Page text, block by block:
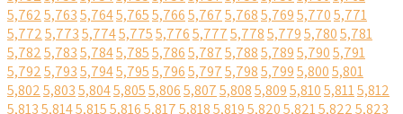
5,7625,7635,7645,7655,7665,7675,7685,7695,7705,771
5,7725,7735,7745,7755,7765,7775,7785,7795,7805,781
5,7825,7835,7845,7855,7865,7875,7885,7895,7905,791
5,7925,7935,7945,7955,7965,7975,7985,7995,8005,801
5,8025,8035,8045,8055,8065,8075,8085,8095,8105,8115,812
5,8135,8145,8155,8165,8175,8185,8195,8205,8215,8225,823